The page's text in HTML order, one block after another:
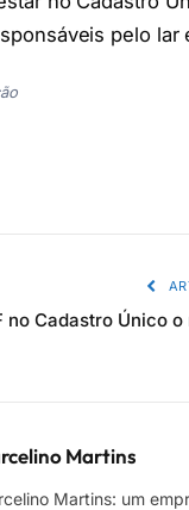
pelo
no Cadastro Único
Martins
Martins: um